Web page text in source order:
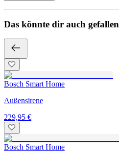
Das könnte dir auch gefallen
Bosch Smart Home
Außensirene
229,95 €
Bosch Smart Home